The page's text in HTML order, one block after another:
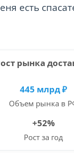
есть
рынка
445 млрд ₽
Объем рынка в
+52%
Рост за год